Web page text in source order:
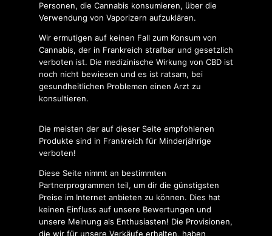
Personen, die Cannabis konsumieren, über die
Verwendung von Vaporizern aufzuklären.
Wir ermutigen auf keinen Fall zum Konsum von
Cannabis, der in Frankreich strafbar und gesetzlich
verboten ist. Die medizinische Wirkung von CBD ist
noch nicht bewiesen und es ist ratsam, bei
gesundheitlichen Problemen einen Arzt zu
konsultieren.
Die meisten der auf dieser Seite empfohlenen
Produkte sind in Frankreich für Minderjährige
verboten!
Diese Seite nimmt an bestimmten
Partnerprogrammen teil, um dir die günstigsten
Preise im Internet anbieten zu können. Dies hat
keinen Einfluss auf unsere Bewertungen und
unsere Meinung als Enthusiasten! Die Provisionen,
die wir für unsere Verkäufe erhalten, haben